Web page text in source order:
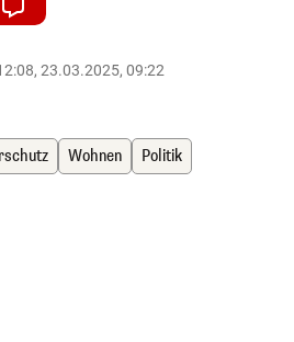
23.03.2025, 09:22
Wohnen Politik